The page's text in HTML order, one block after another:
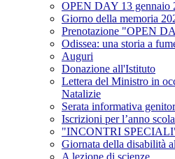
OPEN DAY 13 gennaio
Giorno della memoria
Prenotazione "OPEN
Odissea: una storia a
Auguri
Donazione all'Istituto
Lettera del Ministro in
Natalizie
Serata informativa
Iscrizioni per l’anno
"INCONTRI
Giornata della disabilità